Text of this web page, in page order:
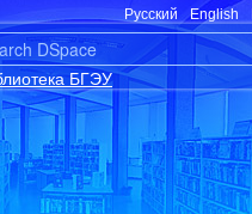
Русский English
БГЭУ